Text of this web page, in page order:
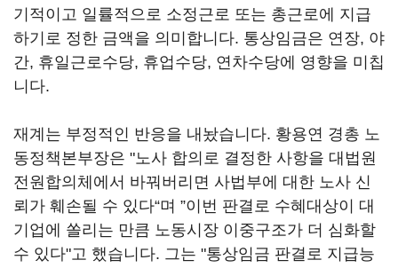
기적이고 일률적으로 소정근로 또는 총근로에 지급
하기로 정한 금액을 의미합니다. 통상임금은 연장, 야
간, 휴일근로수당, 휴업수당, 연차수당에 영향을 미칩
니다.
재계는 부정적인 반응을 내놨습니다. 황용연 경총 노
동정책본부장은 "노사 합의로 결정한 사항을 대법원
전원합의체에서 바꿔버리면 사법부에 대한 노사 신
뢰가 훼손될 수 있다“며 ”이번 판결로 수혜대상이 대
기업에 쏠리는 만큼 노동시장 이중구조가 더 심화할
수 있다"고 했습니다. 그는 "통상임금 판결로 지급능